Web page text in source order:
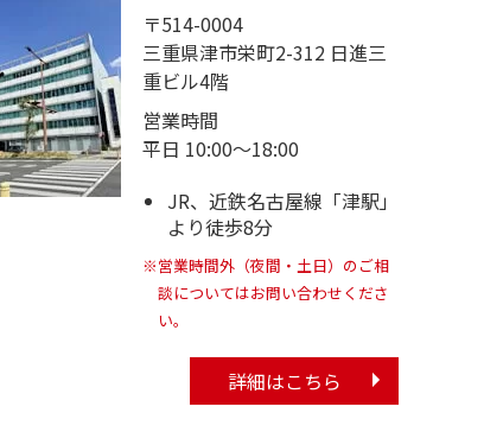
〒514-0004
三重県津市栄町2-312 日進三
重ビル4階
営業時間
平日 10:00～18:00
JR、近鉄名古屋線「津駅」
より徒歩8分
※営業時間外（夜間・土日）のご相
談についてはお問い合わせくださ
い。
詳細はこちら